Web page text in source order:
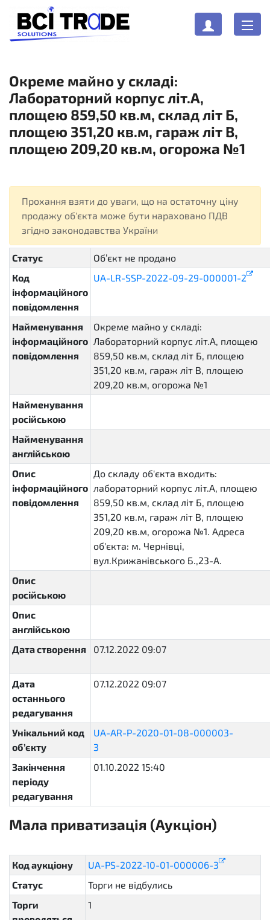
Окреме майно у складі:
Лабораторний корпус літ.А,
площею 859,50 кв.м, склад літ Б,
площею 351,20 кв.м, гараж літ В,
площею 209,20 кв.м, огорожа №1
Прохання взяти до уваги, що на остаточну ціну
продажу об'єкта може бути нараховано ПДВ
згідно законодавства України
Статус Об’єкт не продано
Код
інформаційного
повідомлення
UA-LR-SSP-2022-09-29-000001-2
Найменування
інформаційного
повідомлення
Окреме майно у складі:
Лабораторний корпус літ.А, площею
859,50 кв.м, склад літ Б, площею
351,20 кв.м, гараж літ В, площею
209,20 кв.м, огорожа №1
Найменування
російською
Найменування
англійською
Опис
інформаційного
повідомлення
До складу об'єкта входить:
лабораторний корпус літ.А, площею
859,50 кв.м, склад літ Б, площею
351,20 кв.м, гараж літ В, площею
209,20 кв.м, огорожа №1. Адреса
об'єкта: м. Чернівці,
вул.Крижанівського Б.,23-А.
Опис
російською
Опис
англійською
Дата створення
07.12.2022 09:07
Дата
останнього
редагування
07.12.2022 09:07
Унікальний код
об’єкту
UA-AR-P-2020-01-08-000003-
3
Закінчення
періоду
редагування
01.10.2022 15:40
Мала приватизація (Аукціон)
Код аукціону
UA-PS-2022-10-01-000006-3
Статус
Торги не відбулись
Торги
1